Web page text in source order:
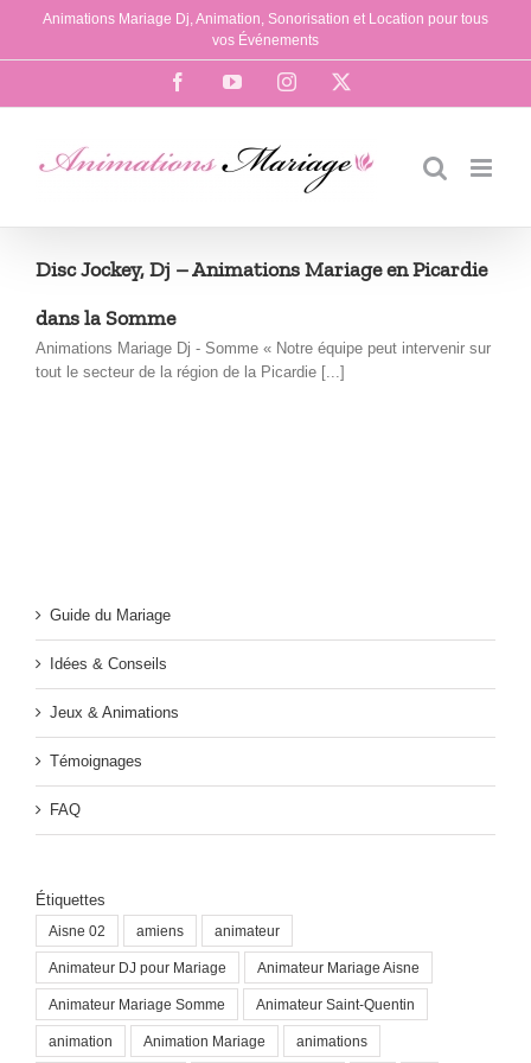
Passer
contenu
Animations Mariage Dj, Animation, Sonorisation et Location pour tous
vos Événements
FacebookYouTubeInstagram
Disc Jockey, Dj – Animations Mariage en Picardie
dans la Somme
Animations Mariage Dj - Somme « Notre équipe peut intervenir sur
tout le secteur de la région de la Picardie [...]
Guide du Mariage
Idées & Conseils
Jeux & Animations
Témoignages
FAQ
Étiquettes
Aisne 02 amiens animateur
Animateur DJ pour Mariage Animateur Mariage Aisne
Animateur Mariage Somme Animateur Saint-Quentin
animation Animation Mariage animations